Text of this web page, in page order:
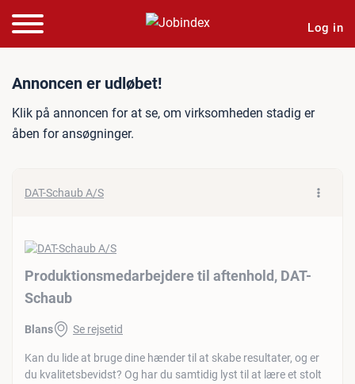
Log in
Jobannonce:
Annoncen er udløbet!
Klik på annoncen for at se, om virksomheden stadig er
åben for ansøgninger.
DAT-Schaub A/S
Produktionsmedarbejdere til aftenhold, DAT-
Schaub
Blans Se rejsetid
Kan du lide at bruge dine hænder til at skabe resultater, og er
du kvalitetsbevidst? Og har du samtidig lyst til at lære et stolt